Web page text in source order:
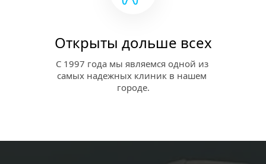
Открыты дольше всех
C 1997 года мы являемся одной из
самых надежных клиник в нашем
городе.